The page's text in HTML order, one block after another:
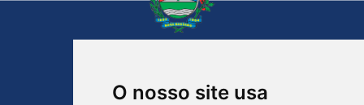
O nosso site usa